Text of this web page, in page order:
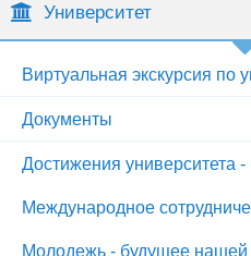
Университет
Виртуальная экскурсия по
Документы
Достижения университета
Международное
Молодежь - будущее нашей